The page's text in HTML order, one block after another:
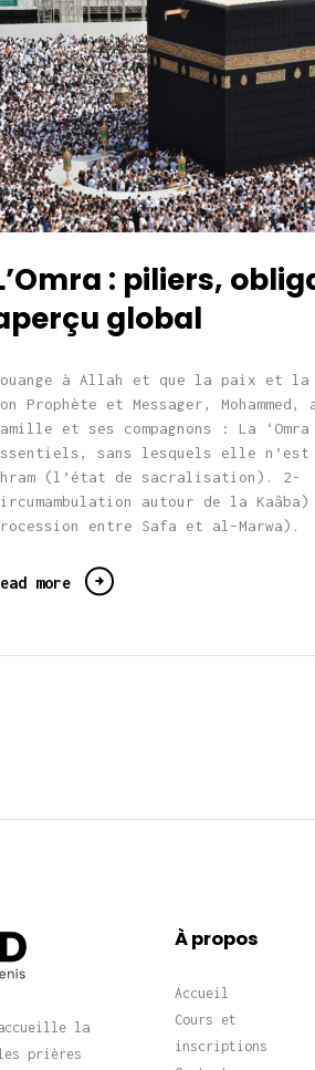
: piliers,
global
à Allah et que la paix et
Prophète et Messager,
et ses compagnons : La
sans lesquels elle
(l’état de sacralisation). 2-
autour de la
entre Safa et al–Marwa).
more
accueille la
les prières
À propos
Accueil
Cours et
inscriptions